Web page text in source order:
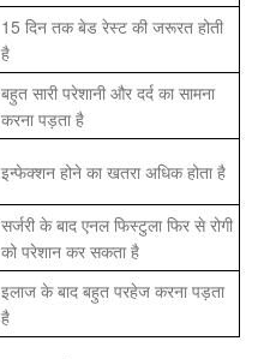
15 दिन तक बेड रेस्ट की जरूरत होती
है
बहुत सारी परेशानी और दर्द का सामना
करना पड़ता है
इन्फेक्शन होने का खतरा अधिक होता है
सर्जरी के बाद एनल फिस्टुला फिर से रोगी
को परेशान कर सकता है
इलाज के बाद बहुत परहेज करना पड़ता
है